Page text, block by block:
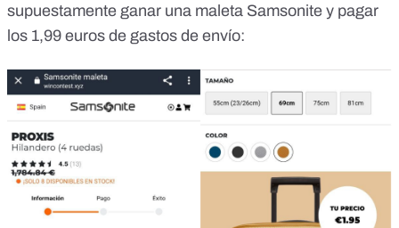
supuestamente ganar una maleta Samsonite y pagar
los 1,99 euros de gastos de envío: